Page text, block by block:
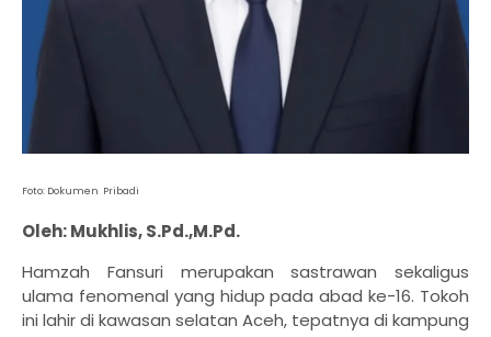
Foto: Dokumen Pribadi
Oleh: Mukhlis, S.Pd.,M.Pd.
Hamzah Fansuri merupakan sastrawan sekaligus
ulama fenomenal yang hidup pada abad ke-16. Tokoh
ini lahir di kawasan selatan Aceh, tepatnya di kampung